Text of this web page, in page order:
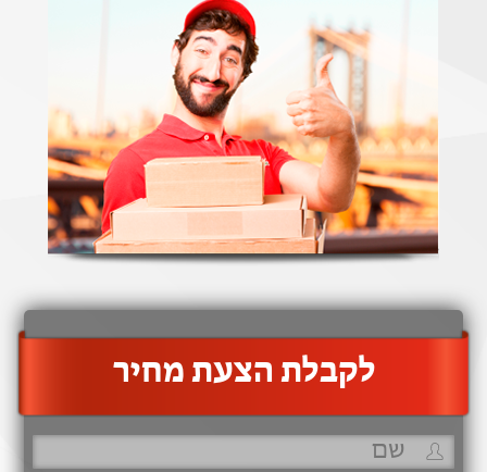
‫לקבלת הצעת מחיר